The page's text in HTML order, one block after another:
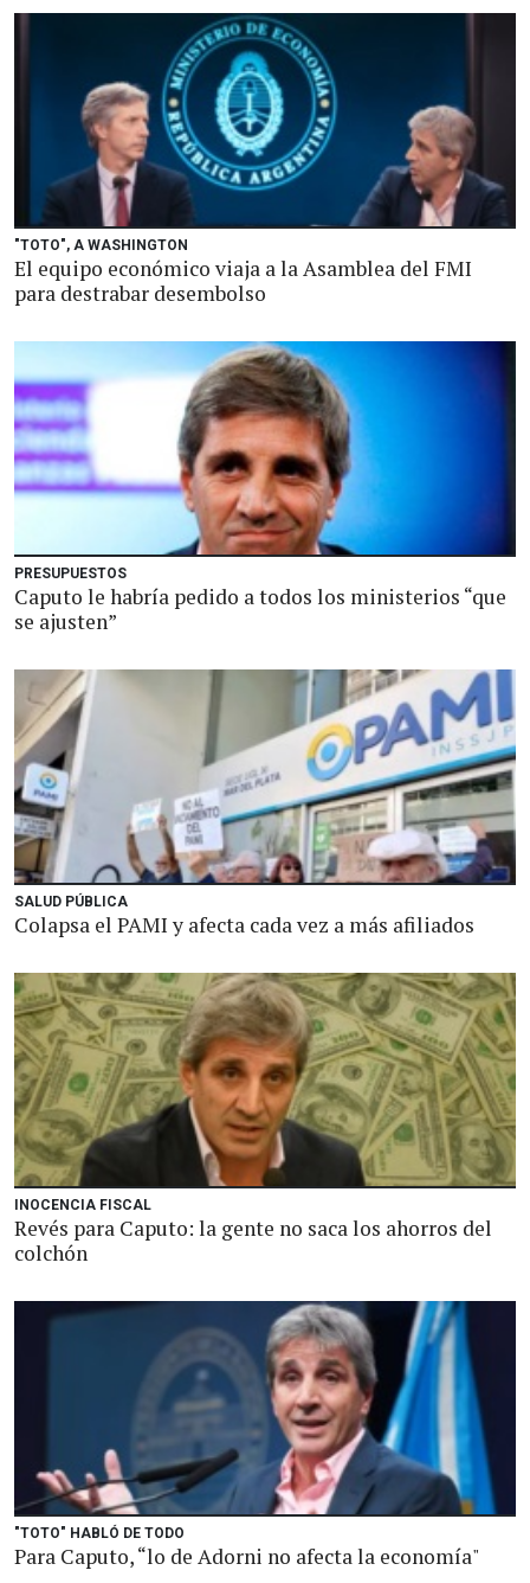
"TOTO", A WASHINGTON
El equipo económico viaja a la Asamblea del FMI
para destrabar desembolso
PRESUPUESTOS
Caputo le habría pedido a todos los ministerios “que
se ajusten”
SALUD PÚBLICA
Colapsa el PAMI y afecta cada vez a más afiliados
INOCENCIA FISCAL
Revés para Caputo: la gente no saca los ahorros del
colchón
"TOTO" HABLÓ DE TODO
Para Caputo, “lo de Adorni no afecta la economía"